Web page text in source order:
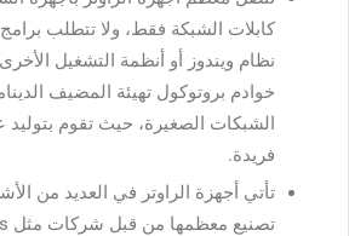
كابلات الشبكة فقط، ولا تتطلب
نظام ويندوز أو أنظمة التشغيل
فريدة.
تأتي أجهزة الراوتر في العديد من